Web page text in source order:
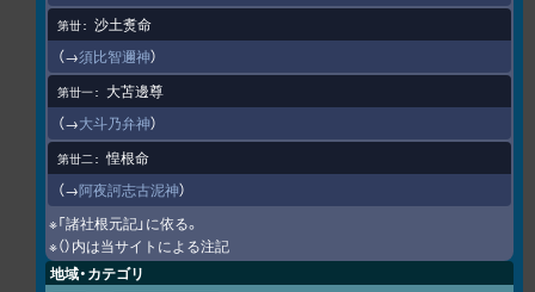
沙土煑命
（→須比智邇神）
大苫邊尊
（→大斗乃弁神）
惶根命
（→阿夜訶志古泥神）
※「諸社根元記」に依る。
※（）内は当サイトによる注記
地域・カテゴリ